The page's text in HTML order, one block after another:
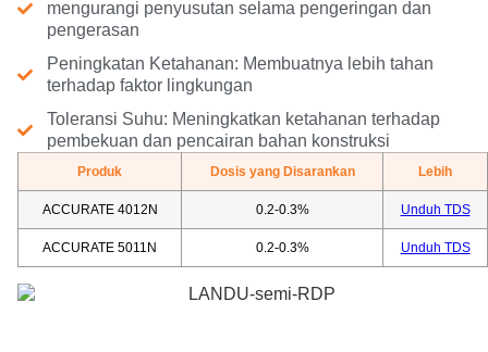
mengurangi penyusutan selama pengeringan dan
pengerasan
Peningkatan Ketahanan: Membuatnya lebih tahan
terhadap faktor lingkungan
Toleransi Suhu: Meningkatkan ketahanan terhadap
pembekuan dan pencairan bahan konstruksi
Produk Dosis yang Disarankan Lebih
ACCURATE 4012N 0.2-0.3% Unduh TDS
ACCURATE 5011N 0.2-0.3% Unduh TDS